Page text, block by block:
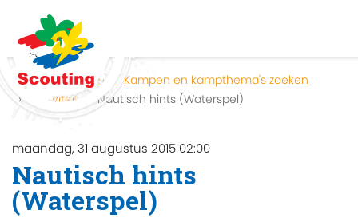
Home Zoeken
Kampen en kampthema's zoeken
Activiteit
Nautisch hints (Waterspel)
maandag, 31 augustus 2015 02:00
Nautisch hints
(Waterspel)